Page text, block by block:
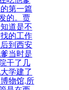
第一篇
的。贾
道是不
的工作
到西安
当时是
干了几
学建了
物馆,所